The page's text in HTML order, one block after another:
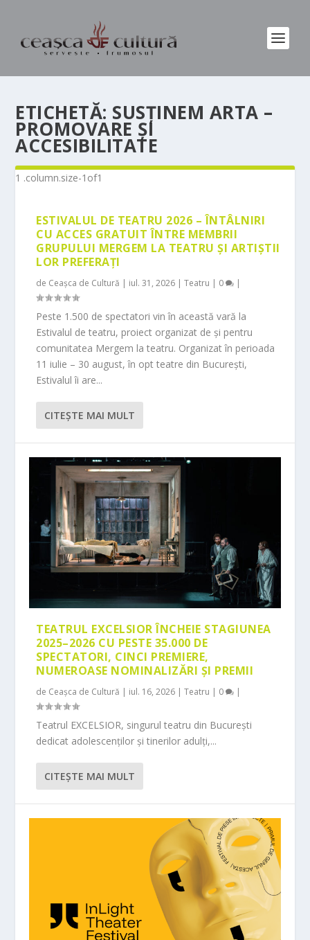
ETICHETĂ: SUSȚINEM ARTA –
PROMOVARE ȘI
ACCESIBILITATE
ESTIVALUL DE TEATRU 2026 – ÎNTÂLNIRI
CU ACCES GRATUIT ÎNTRE MEMBRII
GRUPULUI MERGEM LA TEATRU ȘI ARTIȘTII
LOR PREFERAȚI
de Ceașca de Cultură | iul. 31, 2026 |Teatru | 0 |
Peste 1.500 de spectatori vin în această vară la
Estivalul de teatru, proiect organizat de și pentru
comunitatea Mergem la teatru. Organizat în perioada
11 iulie – 30 august, în opt teatre din București,
Estivalul îi are...
CITEŞTE MAI MULT
TEATRUL EXCELSIOR ÎNCHEIE STAGIUNEA
2025–2026 CU PESTE 35.000 DE
SPECTATORI, CINCI PREMIERE,
NUMEROASE NOMINALIZĂRI ȘI PREMII
de Ceașca de Cultură | iul. 16, 2026 |Teatru | 0 |
Teatrul EXCELSIOR, singurul teatru din București
dedicat adolescenților și tinerilor adulți,...
CITEŞTE MAI MULT